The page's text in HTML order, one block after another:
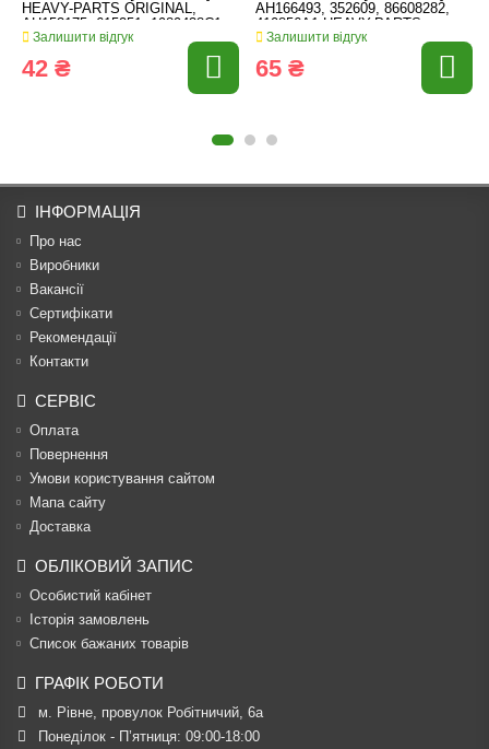
HEAVY-PARTS ORIGINAL,
AH153175, 615251, 1989438C1
Залишити відгук
42 ₴
AH166493, 352609, 86608282,
410856A1 HEAVY-PARTS
Залишити відгук
65 ₴
ІНФОРМАЦІЯ
Про нас
Виробники
Вакансії
Сертифікати
Рекомендації
Контакти
СЕРВІС
Оплата
Повернення
Умови користування сайтом
Мапа сайту
Доставка
ОБЛІКОВИЙ ЗАПИС
Особистий кабінет
Історія замовлень
Список бажаних товарів
ГРАФІК РОБОТИ
м. Рівне, провулок Робітничий, 6а
Понеділок - П’ятниця: 09:00-18:00